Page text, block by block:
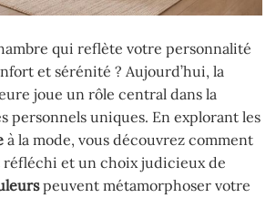
qui reflète votre personnalité
et sérénité ? Aujourd’hui, la
joue un rôle central dans la
personnels uniques. En explorant les
à la mode, vous découvrez comment
réfléchi et un choix judicieux de
peuvent métamorphoser votre